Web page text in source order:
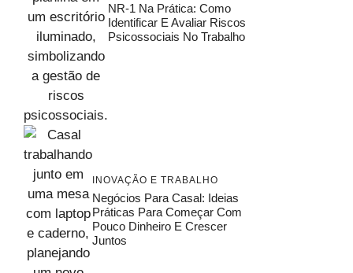
NR-1 Na Prática: Como
Identificar E Avaliar Riscos
Psicossociais No Trabalho
INOVAÇÃO E TRABALHO
Negócios Para Casal: Ideias
Práticas Para Começar Com
Pouco Dinheiro E Crescer
Juntos